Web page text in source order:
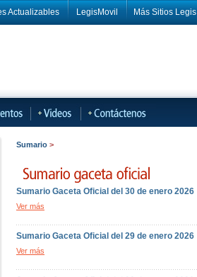
Actualizables LegisMovil Más Sitios Legis
Sumario >
Sumario Gaceta Oficial del 30 de enero 2026
Ver más
Sumario Gaceta Oficial del 29 de enero 2026
Ver más